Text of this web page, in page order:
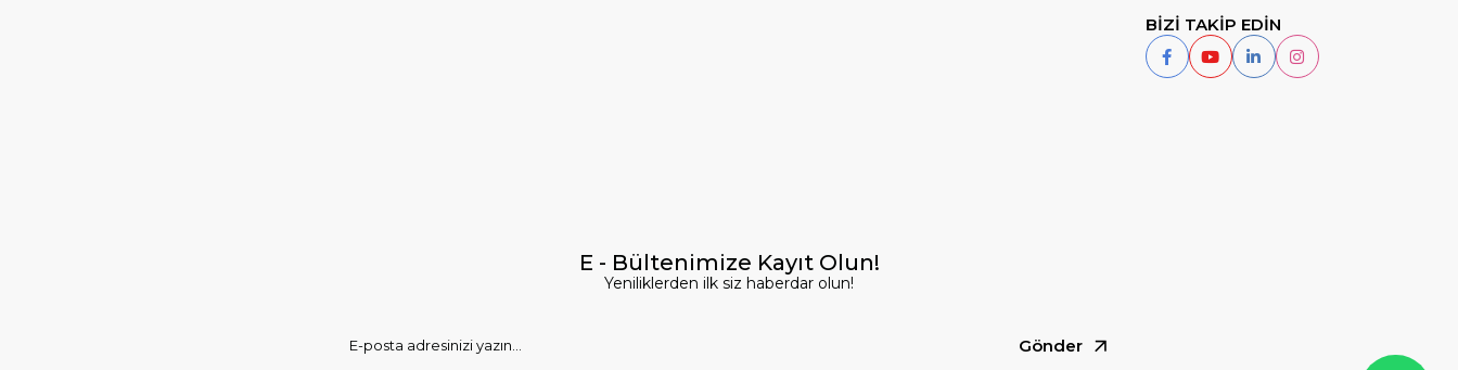
BİZİ TAKİP EDİN
E - Bültenimize Kayıt Olun!
Yeniliklerden ilk siz haberdar olun!
Gönder